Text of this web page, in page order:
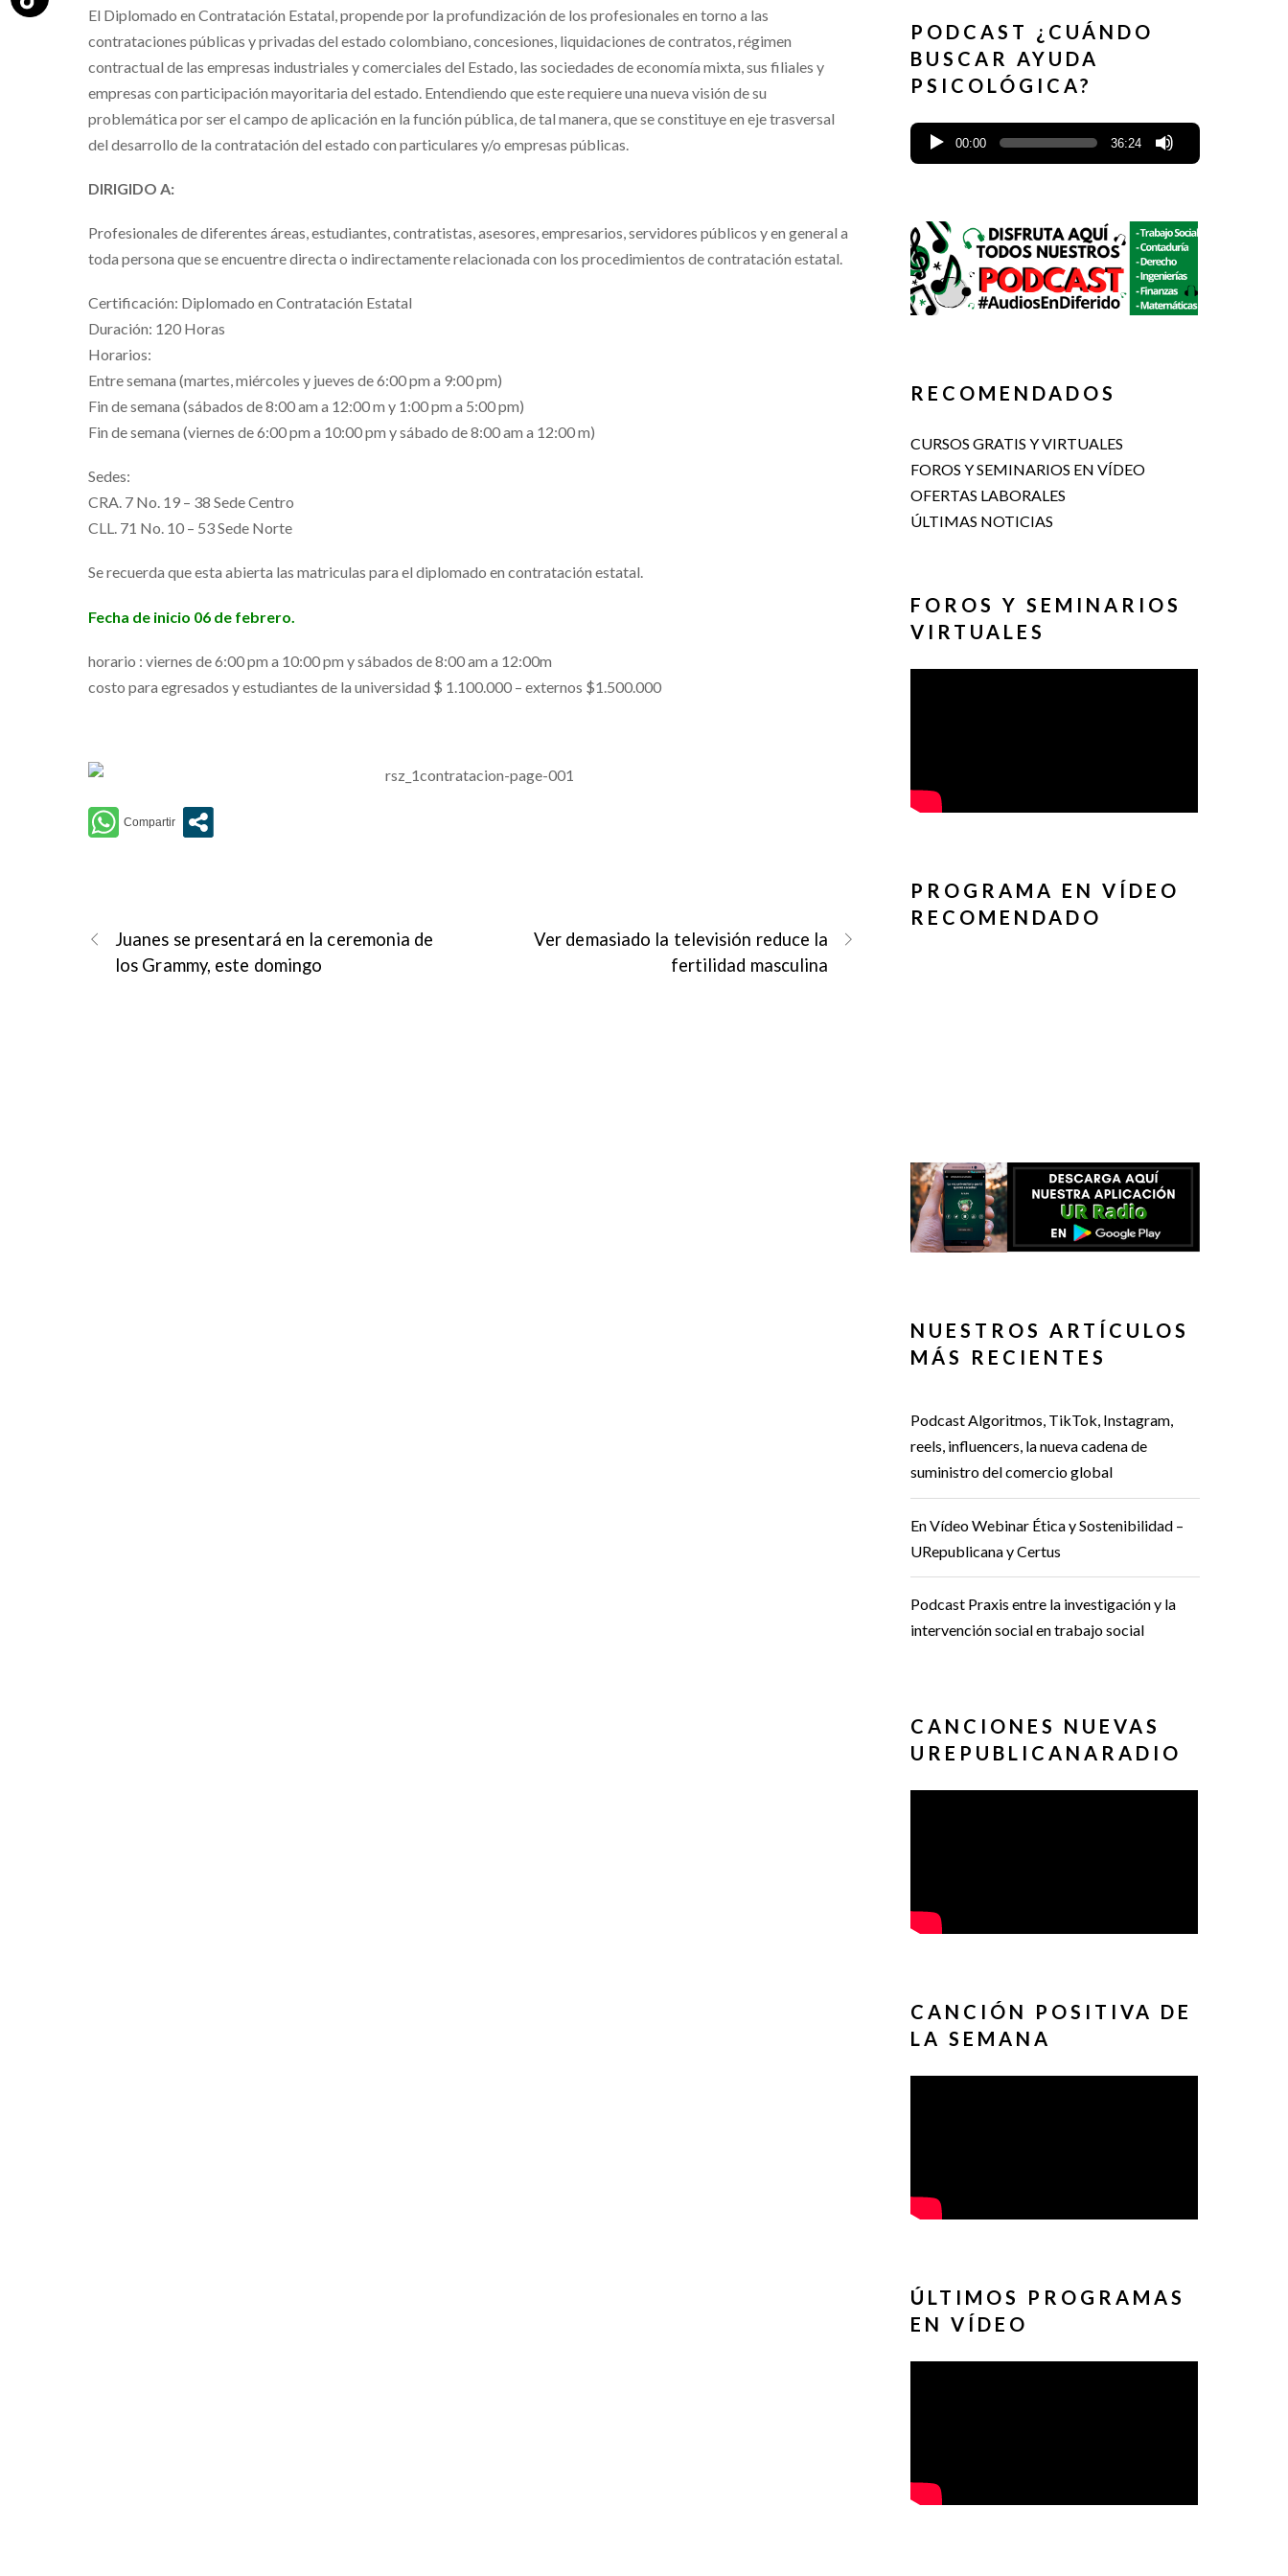
El Diplomado en Contratación Estatal, propende por la profundización de los profesionales en torno a las
contrataciones públicas y privadas del estado colombiano, concesiones, liquidaciones de contratos, régimen
contractual de las empresas industriales y comerciales del Estado, las sociedades de economía mixta, sus filiales y
empresas con participación mayoritaria del estado. Entendiendo que este requiere una nueva visión de su
problemática por ser el campo de aplicación en la función pública, de tal manera, que se constituye en eje trasversal
del desarrollo de la contratación del estado con particulares y/o empresas públicas.
DIRIGIDO A:
Profesionales de diferentes áreas, estudiantes, contratistas, asesores, empresarios, servidores públicos y en general a
toda persona que se encuentre directa o indirectamente relacionada con los procedimientos de contratación estatal.
Certificación: Diplomado en Contratación Estatal
Duración: 120 Horas
Horarios:
Entre semana (martes, miércoles y jueves de 6:00 pm a 9:00 pm)
Fin de semana (sábados de 8:00 am a 12:00 m y 1:00 pm a 5:00 pm)
Fin de semana (viernes de 6:00 pm a 10:00 pm y sábado de 8:00 am a 12:00 m)
Sedes:
CRA. 7 No. 19 – 38 Sede Centro
CLL. 71 No. 10 – 53 Sede Norte
Se recuerda que esta abierta las matriculas para el diplomado en contratación estatal.
Fecha de inicio 06 de febrero.
horario : viernes de 6:00 pm a 10:00 pm y sábados de 8:00 am a 12:00m
costo para egresados y estudiantes de la universidad $ 1.100.000 – externos $1.500.000
Juanes se presentará en la ceremonia de
los Grammy, este domingo
Ver demasiado la televisión reduce la
fertilidad masculina
PODCAST ¿CUÁNDO
BUSCAR AYUDA
PSICOLÓGICA?
00:00 36:24
RECOMENDADOS
CURSOS GRATIS Y VIRTUALES
FOROS Y SEMINARIOS EN VÍDEO
OFERTAS LABORALES
ÚLTIMAS NOTICIAS
FOROS Y SEMINARIOS
VIRTUALES
PROGRAMA EN VÍDEO
RECOMENDADO
NUESTROS ARTÍCULOS
MÁS RECIENTES
Podcast Algoritmos, TikTok, Instagram,
reels, influencers, la nueva cadena de
suministro del comercio global
En Vídeo Webinar Ética y Sostenibilidad –
URepublicana y Certus
Podcast Praxis entre la investigación y la
intervención social en trabajo social
CANCIONES NUEVAS
UREPUBLICANARADIO
CANCIÓN POSITIVA DE
LA SEMANA
ÚLTIMOS PROGRAMAS
EN VÍDEO